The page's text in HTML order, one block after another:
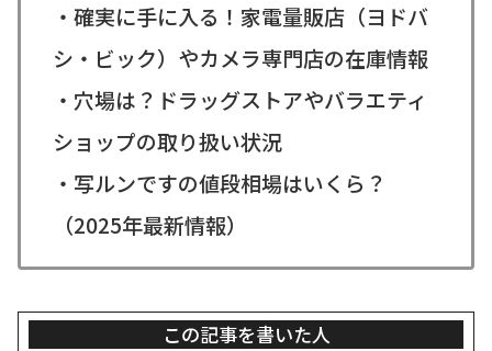
・確実に手に入る！家電量販店（ヨドバ
シ・ビック）やカメラ専門店の在庫情報
・穴場は？ドラッグストアやバラエティ
ショップの取り扱い状況
・写ルンですの値段相場はいくら？
（2025年最新情報）
この記事を書いた人